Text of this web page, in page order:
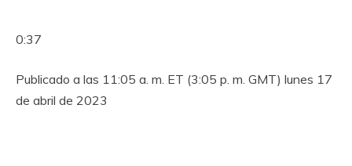
0:37
Publicado a las 11:05 a. m. ET (3:05 p. m. GMT) lunes 17
de abril de 2023